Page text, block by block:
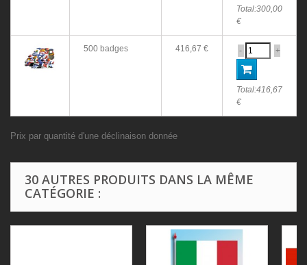
Total:300,00
€
500 badges 416,67 € - +
Total:416,67
€
Prix par quantité d'une déclinaison donnée
30 AUTRES PRODUITS DANS LA MÊME
CATÉGORIE :